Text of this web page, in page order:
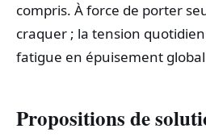
compris. À force de porter
craquer ; la tension
fatigue en épuisement
Propositions de